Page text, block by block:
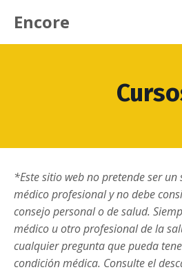
Encore
*Este sitio web no pretende ser
médico profesional y no debe
consejo personal o de salud.
médico u otro profesional de la
cualquier pregunta que pueda
condición médica. Consulte el